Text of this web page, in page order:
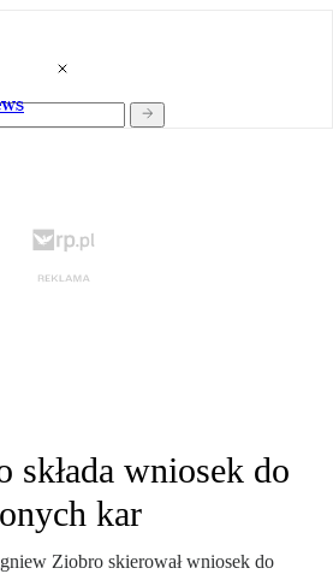
składa wniosek do
kar
Ziobro skierował wniosek do